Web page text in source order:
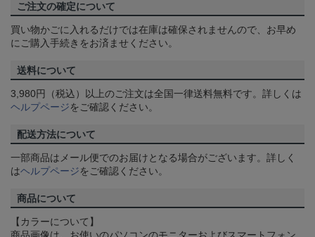
ご注文の確定について
買い物かごに入れるだけでは在庫は確保されませんので、お早め
にご購入手続きをお済ませください。
送料について
3,980円（税込）以上のご注文は全国一律送料無料です。詳しくは
ヘルプページをご確認ください。
配送方法について
一部商品はメール便でのお届けとなる場合がございます。詳しく
はヘルプページをご確認ください。
商品について
【カラーについて】